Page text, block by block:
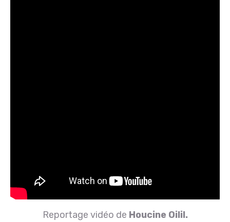
Reportage vidéo de Houcine Oilil.